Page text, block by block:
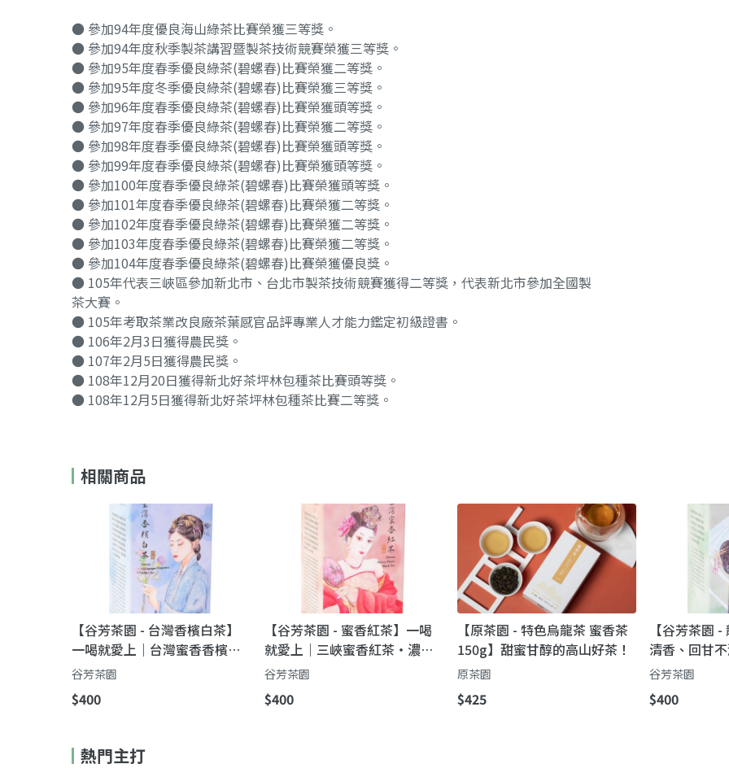
● 參加94年度優良海山綠茶比賽榮獲三等獎。
● 參加94年度秋季製茶講習暨製茶技術競賽榮獲三等獎。
● 參加95年度春季優良綠茶(碧螺春)比賽榮獲二等獎。
● 參加95年度冬季優良綠茶(碧螺春)比賽榮獲三等獎。
● 參加96年度春季優良綠茶(碧螺春)比賽榮獲頭等獎。
● 參加97年度春季優良綠茶(碧螺春)比賽榮獲二等獎。
● 參加98年度春季優良綠茶(碧螺春)比賽榮獲頭等獎。
● 參加99年度春季優良綠茶(碧螺春)比賽榮獲頭等獎。
● 參加100年度春季優良綠茶(碧螺春)比賽榮獲頭等獎。
● 參加101年度春季優良綠茶(碧螺春)比賽榮獲二等獎。
● 參加102年度春季優良綠茶(碧螺春)比賽榮獲二等獎。
● 參加103年度春季優良綠茶(碧螺春)比賽榮獲二等獎。
● 參加104年度春季優良綠茶(碧螺春)比賽榮獲優良獎。
● 105年代表三峽區參加新北市、台北市製茶技術競賽獲得二等獎，代表新北市參加全國製
茶大賽。
● 105年考取茶業改良廠茶葉感官品評專業人才能力鑑定初級證書。
● 106年2月3日獲得農民獎。
● 107年2月5日獲得農民獎。
● 108年12月20日獲得新北好茶坪林包種茶比賽頭等獎。
● 108年12月5日獲得新北好茶坪林包種茶比賽二等獎。
相關商品
【谷芳茶園 - 台灣香檳白茶】
一喝就愛上｜台灣蜜香香檳白
茶・濃郁回甘不苦澀
谷芳茶園
$400
【谷芳茶園 - 蜜香紅茶】一喝
就愛上｜三峽蜜香紅茶・濃郁
回甘不苦澀
谷芳茶園
$400
【原茶園 - 特色烏龍茶 蜜香茶
150g】甜蜜甘醇的高山好茶！
原茶園
$425
【谷芳茶園
清香、回甘
峽龍井綠茶（
谷芳茶園
$400
熱門主打